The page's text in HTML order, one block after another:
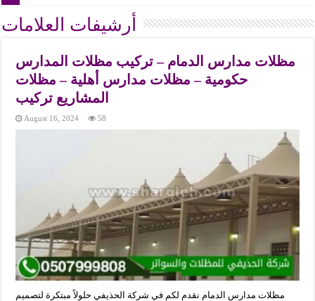
أرشيفات العلامات
مظلات مدارس الدمام – تركيب مظلات المدارس
حكومية – مظلات مدارس أهلية – مظلات
المشاريع تركيب
August 16, 2024 58
مظلات مدارس الدمام نقدم لكم في شركة الحذيفي حلولاً مبتكرة لتصميم